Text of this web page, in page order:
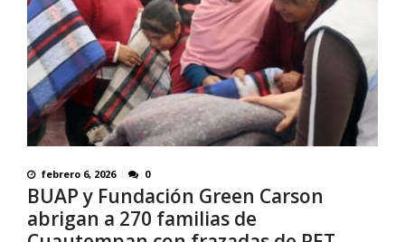
febrero 6, 2026 0
BUAP y Fundación Green Carson
abrigan a 270 familias de